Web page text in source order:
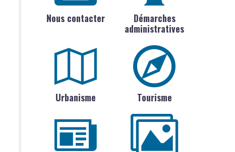
Nous contacter
Démarches
administratives
Urbanisme Tourisme